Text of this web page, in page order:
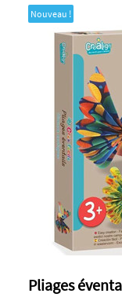
Nouveau !
Pliages